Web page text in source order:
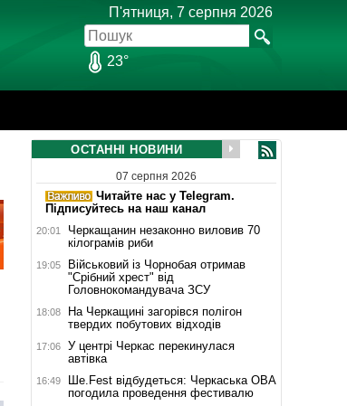
П'ятниця, 7 серпня 2026
23°
ОСТАННІ НОВИНИ
07 серпня 2026
Читайте нас у Telegram.
Підписуйтесь на наш канал
20:01
Черкащанин незаконно виловив 70
кілограмів риби
19:05
Військовий із Чорнобая отримав
"Срібний хрест" від
Головнокомандувача ЗСУ
18:08
На Черкащині загорівся полігон
твердих побутових відходів
17:06
У центрі Черкас перекинулася
автівка
16:49
Ше.Fest відбудеться: Черкаська ОВА
погодила проведення фестивалю